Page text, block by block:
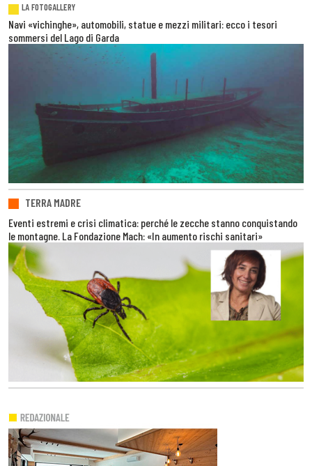
LA FOTOGALLERY
Navi «vichinghe», automobili, statue e mezzi militari: ecco i tesori
sommersi del Lago di Garda
TERRA MADRE
Eventi estremi e crisi climatica: perché le zecche stanno conquistando
le montagne. La Fondazione Mach: «In aumento rischi sanitari»